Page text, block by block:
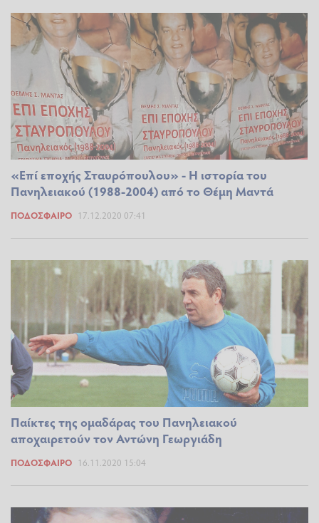
«Επί εποχής Σταυρόπουλου» - Η ιστορία του
Πανηλειακού (1988-2004) από το Θέμη Μαντά
ΠΟΔΌΣΦΑΙΡΟ 17.12.2020 07:41
Παίκτες της ομαδάρας του Πανηλειακού
αποχαιρετούν τον Αντώνη Γεωργιάδη
ΠΟΔΌΣΦΑΙΡΟ 16.11.2020 15:04